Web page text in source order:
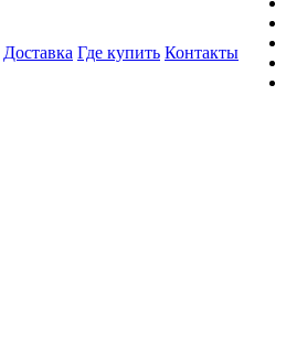
Доставка Где купить Контакты